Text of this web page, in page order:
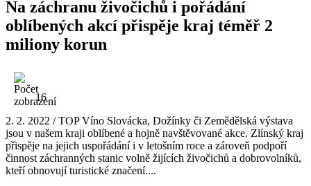
Na záchranu živočichů i pořádání
oblíbených akcí přispěje kraj téměř 2
miliony korun
16
2. 2. 2022 / TOP Víno Slovácka, Dožínky či Zemědělská výstava
jsou v našem kraji oblíbené a hojně navštěvované akce. Zlínský kraj
přispěje na jejich uspořádání i v letošním roce a zároveň podpoří
činnost záchranných stanic volně žijících živočichů a dobrovolníků,
kteří obnovují turistické značení....